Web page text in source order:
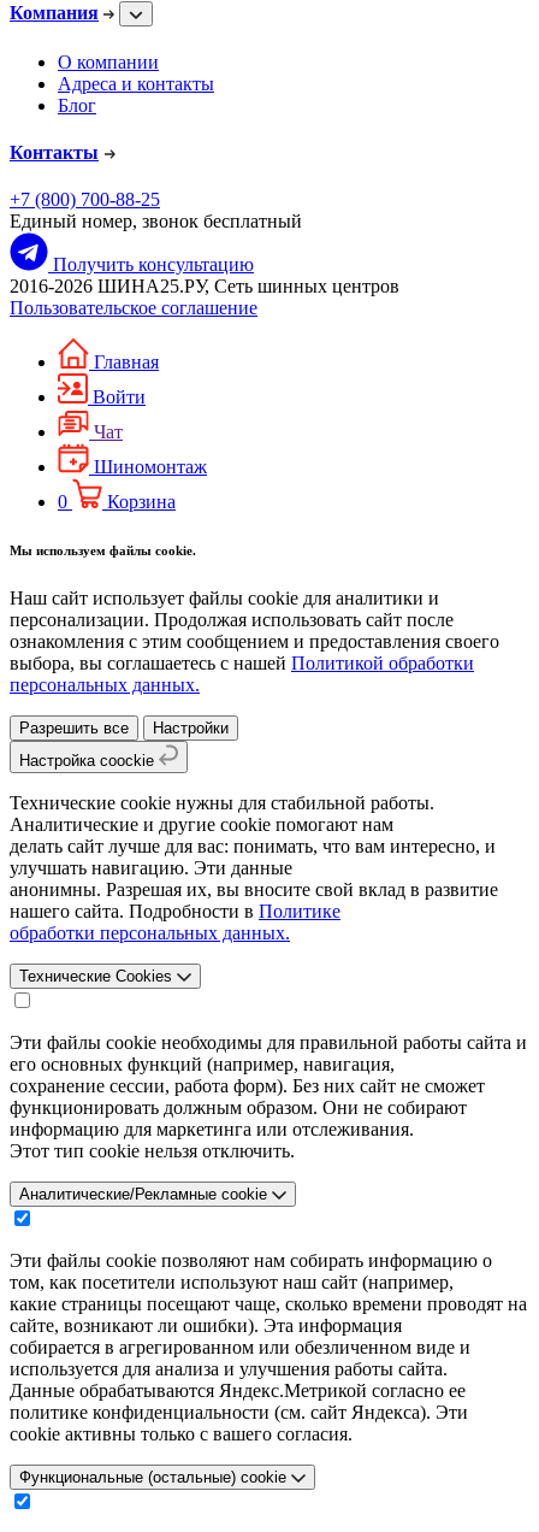
Компания
О компании
Адреса и контакты
Блог
Контакты
+7 (800) 700-88-25
Единый номер, звонок бесплатный
Получить консультацию
2016-2026 ШИНА25.РУ, Сеть шинных центров
Пользовательское соглашение
Главная
Войти
Чат
Шиномонтаж
0
Корзина
Мы используем файлы cookie.
Наш сайт использует файлы cookie для аналитики и
персонализации. Продолжая использовать сайт после
ознакомления с этим сообщением и предоставления своего
выбора, вы соглашаетесь с нашей Политикой обработки
персональных данных.
Разрешить все
Настройки
Настройка coockie
Технические cookie нужны для стабильной работы.
Аналитические и другие cookie помогают нам
делать сайт лучше для вас: понимать, что вам интересно, и
улучшать навигацию. Эти данные
анонимны. Разрешая их, вы вносите свой вклад в развитие
нашего сайта. Подробности в Политике
обработки персональных данных.
Технические Cookies
Эти файлы cookie необходимы для правильной работы сайта и
его основных функций (например, навигация,
сохранение сессии, работа форм). Без них сайт не сможет
функционировать должным образом. Они не собирают
информацию для маркетинга или отслеживания.
Этот тип cookie нельзя отключить.
Аналитические/Рекламные cookie
Эти файлы cookie позволяют нам собирать информацию о
том, как посетители используют наш сайт (например,
какие страницы посещают чаще, сколько времени проводят на
сайте, возникают ли ошибки). Эта информация
собирается в агрегированном или обезличенном виде и
используется для анализа и улучшения работы сайта.
Данные обрабатываются Яндекс.Метрикой согласно ее
политике конфиденциальности (см. сайт Яндекса). Эти
cookie активны только с вашего согласия.
Функциональные (остальные) cookie